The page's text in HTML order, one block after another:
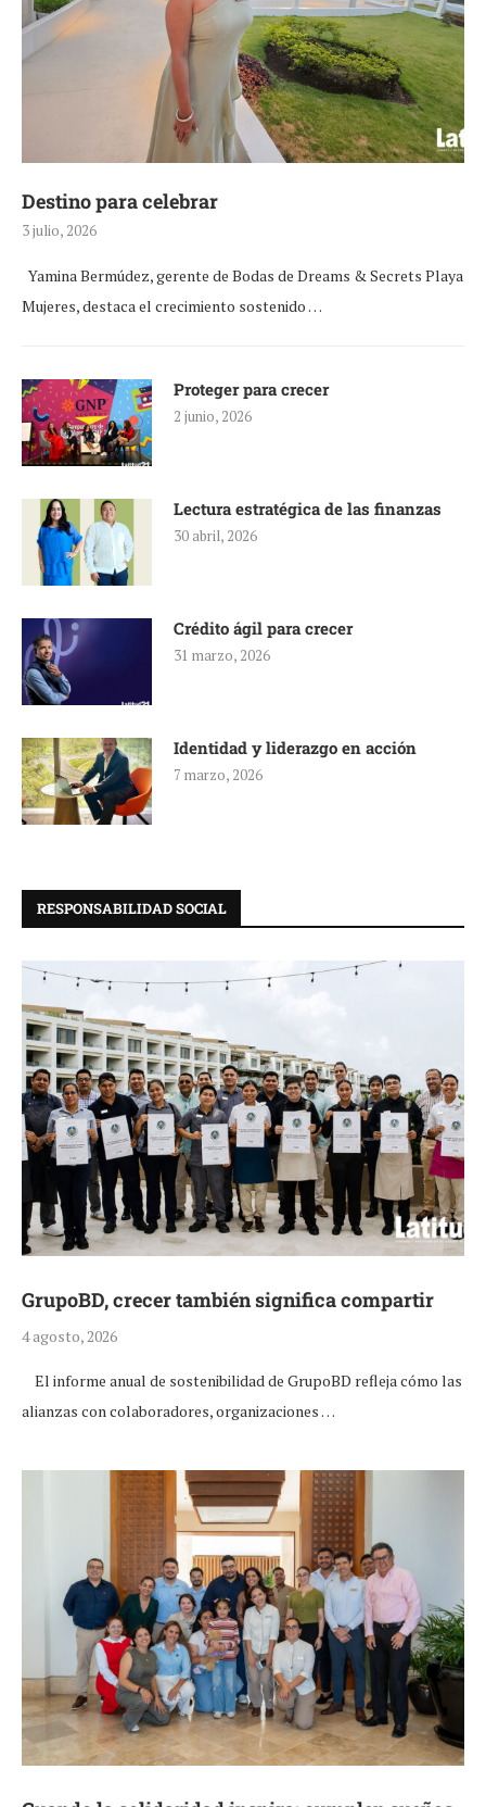
Destino para celebrar
3 julio, 2026
Yamina Bermúdez, gerente de Bodas de Dreams & Secrets Playa
Mujeres, destaca el crecimiento sostenido …
Proteger para crecer
2 junio, 2026
Lectura estratégica de las finanzas
30 abril, 2026
Crédito ágil para crecer
31 marzo, 2026
Identidad y liderazgo en acción
7 marzo, 2026
RESPONSABILIDAD SOCIAL
GrupoBD, crecer también significa compartir
4 agosto, 2026
El informe anual de sostenibilidad de GrupoBD refleja cómo las
alianzas con colaboradores, organizaciones …